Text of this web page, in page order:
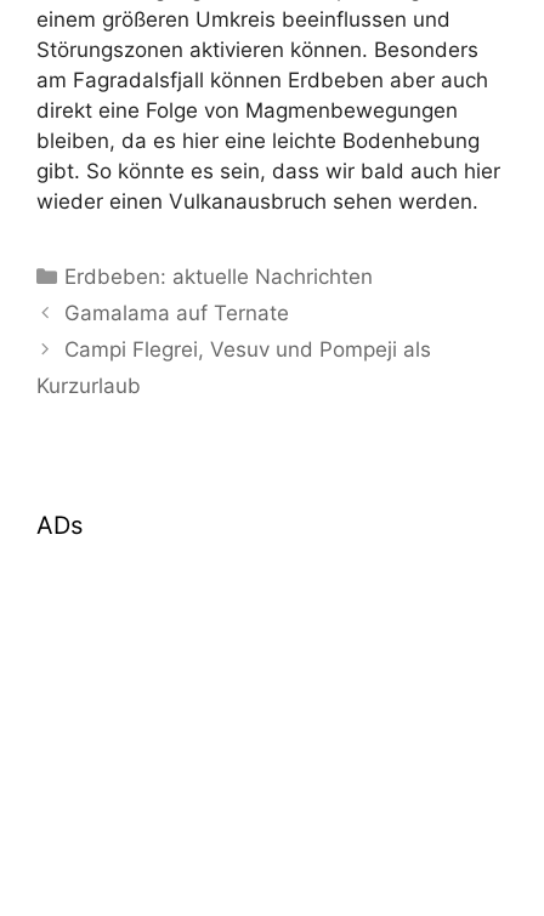
einem größeren Umkreis beeinflussen und
Störungszonen aktivieren können. Besonders
am Fagradalsfjall können Erdbeben aber auch
direkt eine Folge von Magmenbewegungen
bleiben, da es hier eine leichte Bodenhebung
gibt. So könnte es sein, dass wir bald auch hier
wieder einen Vulkanausbruch sehen werden.
Kategorien
Erdbeben: aktuelle Nachrichten
Gamalama auf Ternate
Campi Flegrei, Vesuv und Pompeji als
Kurzurlaub
ADs